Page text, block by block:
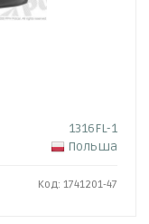
1316FL-1
Польша
Код: 1741201-47